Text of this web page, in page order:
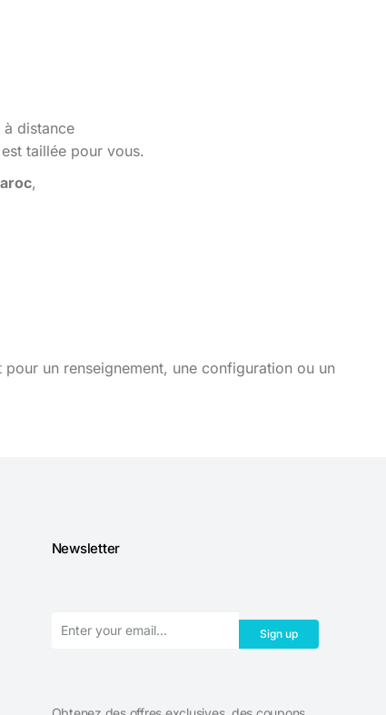
distance
taillée pour vous.
,
un renseignement, une configuration ou un
Newsletter
Sign up